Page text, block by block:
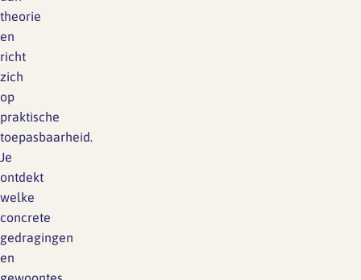
theorie
en
richt
zich
op
praktische
toepasbaarheid.
Je
ontdekt
welke
concrete
gedragingen
en